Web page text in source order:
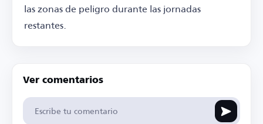
las zonas de peligro durante las jornadas
restantes.
Ver comentarios